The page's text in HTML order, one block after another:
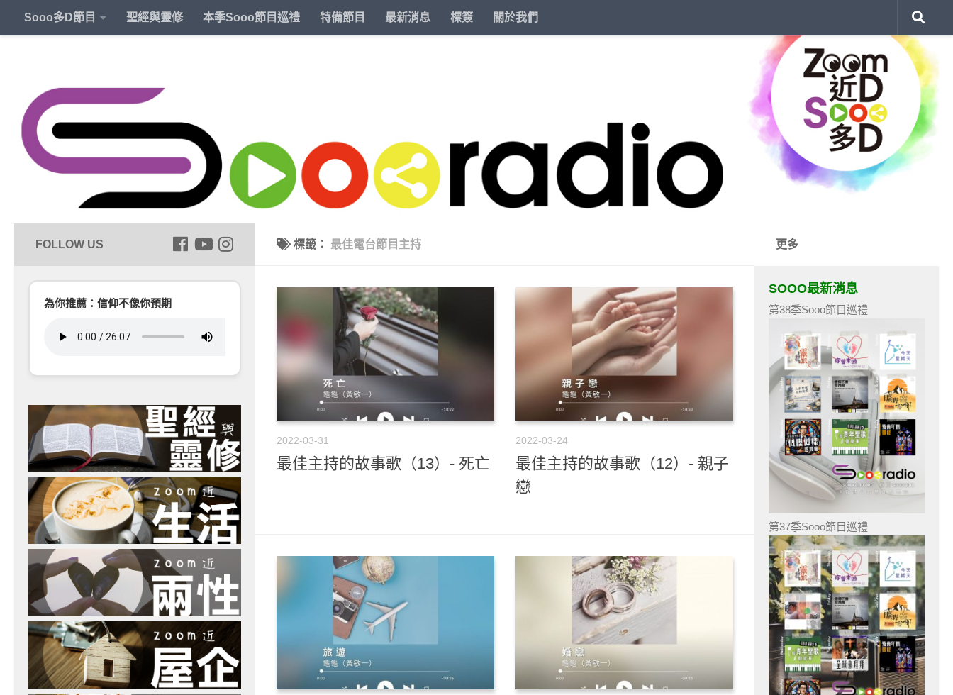
Sooo多D節目 聖經與靈修 本季Sooo節目巡禮 特備節目 最新消息 標簽 關於我們
標籤： 最佳電台節目主持
2022-03-31
最佳主持的故事歌（13）- 死亡
2022-03-24
最佳主持的故事歌（12）- 親子
戀
為你推薦：信仰不像你預期
更多
SOOO最新消息
第38季Sooo節目巡禮
第37季Sooo節目巡禮